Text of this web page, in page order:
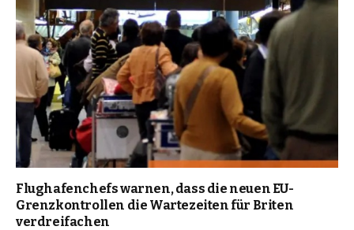
Flughafenchefs warnen, dass die neuen EU-
Grenzkontrollen die Wartezeiten für Briten
verdreifachen